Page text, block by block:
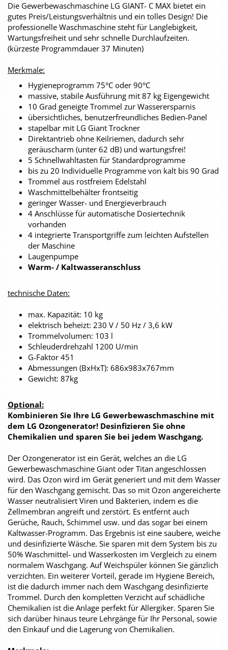
Die Gewerbewaschmaschine LG GIANT- C MAX bietet ein
gutes Preis/Leistungsverhältnis und ein tolles Design! Die
professionelle Waschmaschine steht für Langlebigkeit,
Wartungsfreiheit und sehr schnelle Durchlaufzeiten.
(kürzeste Programmdauer 37 Minuten)
Merkmale:
Hygieneprogramm 75°C oder 90°C
massive, stabile Ausführung mit 87 kg Eigengewicht
10 Grad geneigte Trommel zur Wasserersparnis
übersichtliches, benutzerfreundliches Bedien-Panel
stapelbar mit LG Giant Trockner
Direktantrieb ohne Keilriemen, dadurch sehr
geräuscharm (unter 62 dB) und wartungsfrei!
5 Schnellwahltasten für Standardprogramme
bis zu 20 Individuelle Programme von kalt bis 90 Grad
Trommel aus rostfreiem Edelstahl
Waschmittelbehälter frontseitig
geringer Wasser- und Energieverbrauch
4 Anschlüsse für automatische Dosiertechnik
vorhanden
4 integrierte Transportgriffe zum leichten Aufstellen
der Maschine
Laugenpumpe
Warm- / Kaltwasseranschluss
technische Daten:
max. Kapazität: 10 kg
elektrisch beheizt: 230 V / 50 Hz / 3,6 kW
Trommelvolumen: 103 l
Schleuderdrehzahl 1200 U/min
G-Faktor 451
Abmessungen (BxHxT): 686x983x767mm
Gewicht: 87kg
Optional:
Kombinieren Sie Ihre LG Gewerbewaschmaschine mit
dem LG Ozongenerator! Desinfizieren Sie ohne
Chemikalien und sparen Sie bei jedem Waschgang.
Der Ozongenerator ist ein Gerät, welches an die LG
Gewerbewaschmaschine Giant oder Titan angeschlossen
wird. Das Ozon wird im Gerät generiert und mit dem Wasser
für den Waschgang gemischt. Das so mit Ozon angereicherte
Wasser neutralisiert Viren und Bakterien, indem es die
Zellmembran angreift und zerstört. Es entfernt auch
Gerüche, Rauch, Schimmel usw. und das sogar bei einem
Kaltwasser-Programm. Das Ergebnis ist eine saubere, weiche
und desinfizierte Wäsche. Sie sparen mit dem System bis zu
50% Waschmittel- und Wasserkosten im Vergleich zu einem
normalem Waschgang. Auf Weichspüler können Sie gänzlich
verzichten. Ein weiterer Vorteil, gerade im Hygiene Bereich,
ist die dadurch immer nach dem Waschgang desinfizierte
Trommel. Durch den kompletten Verzicht auf schädliche
Chemikalien ist die Anlage perfekt für Allergiker. Sparen Sie
sich darüber hinaus teure Lehrgänge für Ihr Personal, sowie
den Einkauf und die Lagerung von Chemikalien.